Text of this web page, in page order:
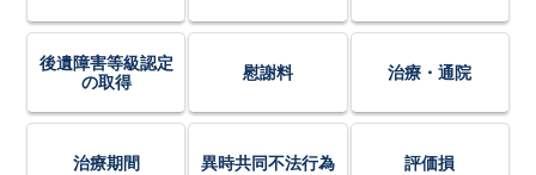
後遺障害等級認定
の取得
慰謝料 治療・通院
治療期間 異時共同不法行為 評価損